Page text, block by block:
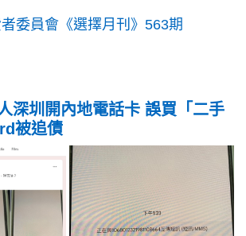
委員會《選擇月刊》563期
深圳開內地電話卡 誤買「二手
被追債